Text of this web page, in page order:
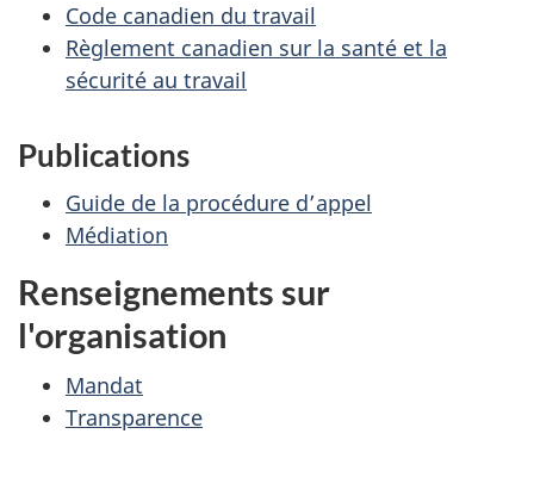
Code canadien du travail
Règlement canadien sur la santé et la
sécurité au travail
Publications
Guide de la procédure d’appel
Médiation
Renseignements sur
l'organisation
Mandat
Transparence